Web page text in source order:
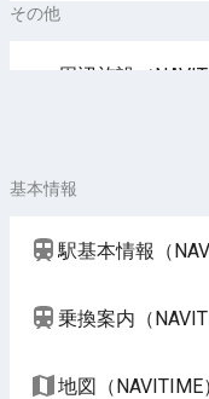
その他
周辺施設（
基本情報
駅基本情報（
乗換案内（
地図（NAVITIME